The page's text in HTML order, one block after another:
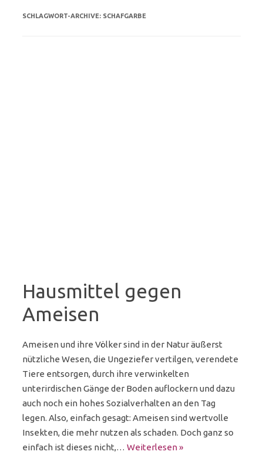
SCHLAGWORT-ARCHIVE: SCHAFGARBE
Hausmittel gegen
Ameisen
Ameisen und ihre Völker sind in der Natur äußerst
nützliche Wesen, die Ungeziefer vertilgen, verendete
Tiere entsorgen, durch ihre verwinkelten
unterirdischen Gänge der Boden auflockern und dazu
auch noch ein hohes Sozialverhalten an den Tag
legen. Also, einfach gesagt: Ameisen sind wertvolle
Insekten, die mehr nutzen als schaden. Doch ganz so
einfach ist dieses nicht,… Weiterlesen »